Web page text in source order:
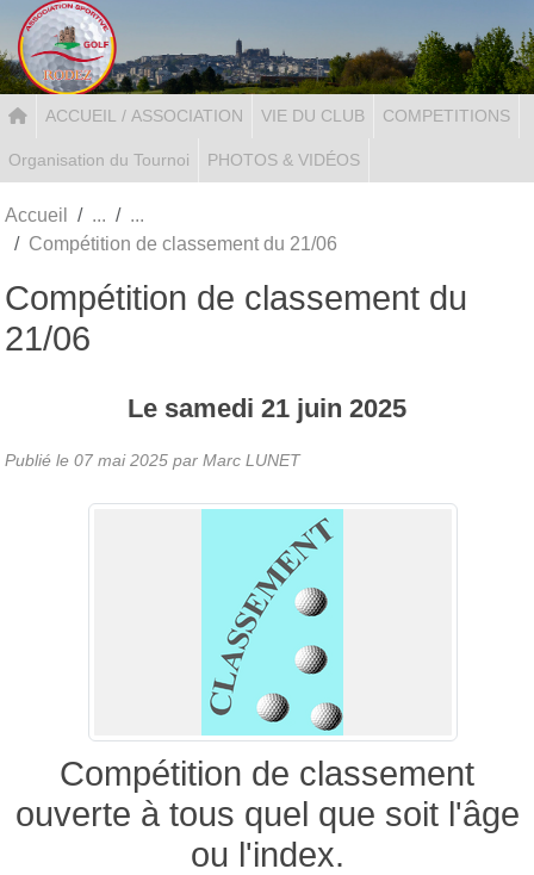
ACCUEIL / ASSOCIATION VIE DU CLUB COMPETITIONS
Organisation du Tournoi PHOTOS & VIDÉOS
Accueil
Compétition de classement du 21/06
Compétition de classement du
21/06
Le samedi 21 juin 2025
Publié le 07 mai 2025 par Marc LUNET
Compétition de classement
ouverte à tous quel que soit l'âge
ou l'index.
Panneau de gestion des cookies